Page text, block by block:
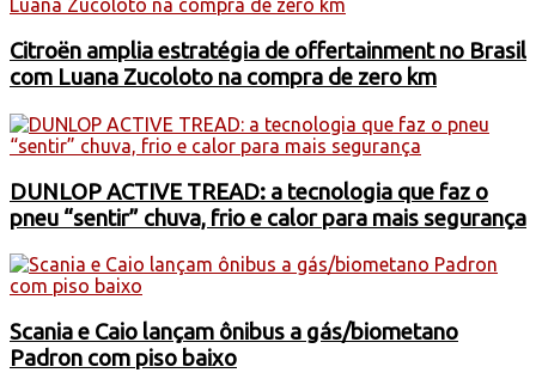
Citroën amplia estratégia de offertainment no Brasil
com Luana Zucoloto na compra de zero km
DUNLOP ACTIVE TREAD: a tecnologia que faz o
pneu “sentir” chuva, frio e calor para mais segurança
Scania e Caio lançam ônibus a gás/biometano
Padron com piso baixo